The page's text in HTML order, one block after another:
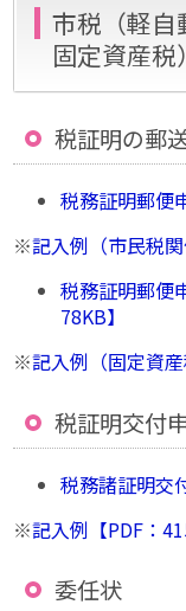
市税（軽自
固定資産税）
税証明の郵
税務証明郵便
※記入例（市民税関
税務証明郵便
78KB】
※記入例（固定資産
税証明交付
税務諸証明交
※記入例【PDF：
委任状